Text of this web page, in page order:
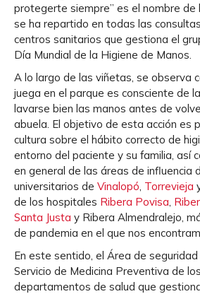
protegerte siempre” es el nombre de
se ha repartido en todas las
centros sanitarios que gestiona el
Día Mundial de la Higiene de Manos.
A lo largo de las viñetas, se observa
juega en el parque es consciente de
lavarse bien las manos antes de
abuela. El objetivo de esta acción es
cultura sobre el hábito correcto de
entorno del paciente y su familia, así
en general de las áreas de influencia
universitarios de Vinalopó, Torrevieja
de los hospitales Ribera Povisa,
Santa Justa y Ribera Almendralejo,
de pandemia en el que nos
En este sentido, el Área de
Servicio de Medicina Preventiva de
departamentos de salud que